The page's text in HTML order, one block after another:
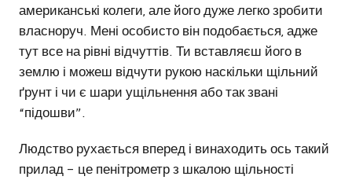
американські колеги, але його дуже легко зробити
власноруч. Мені особисто він подобається, адже
тут все на рівні відчуттів. Ти вставляєш його в
землю і можеш відчути рукою наскільки щільний
ґрунт і чи є шари ущільнення або так звані
“підошви”.
Людство рухається вперед і винаходить ось такий
прилад – це пенітрометр з шкалою щільності